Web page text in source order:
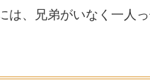
は、兄弟がいなく一人っ